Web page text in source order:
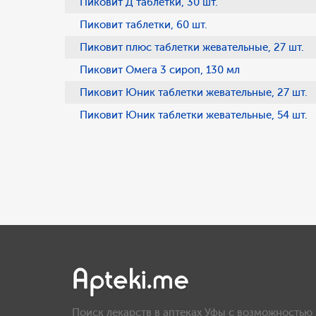
Пиковит таблетки, 60 шт.
Пиковит плюс таблетки жевательные, 27 шт.
Пиковит Омега 3 сироп, 130 мл
Пиковит Юник таблетки жевательные, 27 шт.
Пиковит Юник таблетки жевательные, 54 шт.
Поиск лекарств в аптеках Уфы с возможностью